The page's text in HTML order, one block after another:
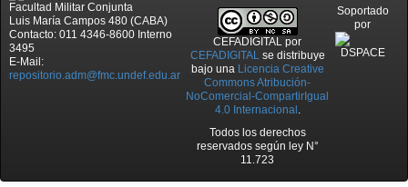
Facultad Militar Conjunta
Luis María Campos 480 (CABA)
Contacto: 011 4346-8600 Interno
3495
E-Mail:
repositorio.adm@fmc.undef.edu.ar
CEFADIGITAL por
CEFADIGITALse distribuye
bajo una Licencia Creative
Commons Atribución-
NoComercial-CompartirIgual
4.0 Internacional .
Todos los derechos
reservados según ley N°
11.723
Soportado
por